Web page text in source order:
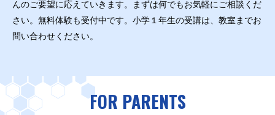
んのご要望に応えていきます。まずは何でもお気軽にご相談くだ
さい。無料体験も受付中です。小学１年生の受講は、教室までお
問い合わせください。
FOR PARENTS